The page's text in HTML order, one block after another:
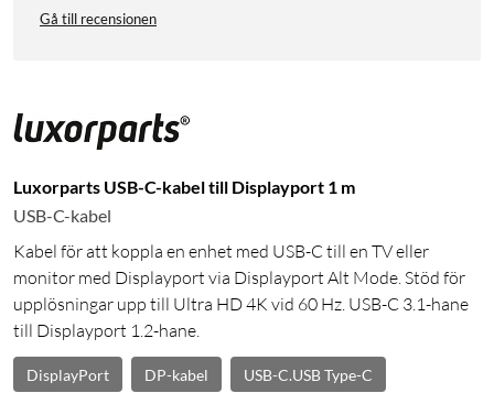
Gå till recensionen
Luxorparts USB-C-kabel till Displayport 1 m
USB-C-kabel
Kabel för att koppla en enhet med USB-C till en TV eller
monitor med Displayport via Displayport Alt Mode. Stöd för
upplösningar upp till Ultra HD 4K vid 60 Hz. USB-C 3.1-hane
till Displayport 1.2-hane.
DisplayPort DP-kabel USB-C.USB Type-C